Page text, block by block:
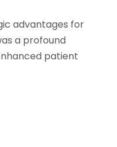
advantages for
a profound
patient